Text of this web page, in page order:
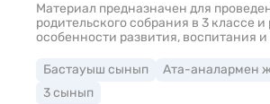
Материал предназначен для
родительского собрания в 3 классе
особенности развития, воспитания
возрастные особенности
формирования учебной мотивации и
самостоятельности. Практические
Бастауыш сынып
Ата-аналармен
3 сынып